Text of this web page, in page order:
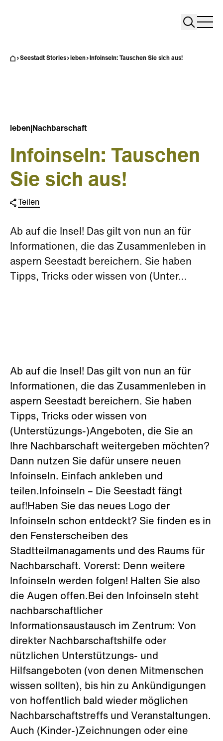
Search
Seestadt Stories leben Infoinseln: Tauschen Sie sich aus!
leben Nachbarschaft
Infoinseln: Tauschen
Sie sich aus!
Teilen
Ab auf die Insel! Das gilt von nun an für
Informationen, die das Zusammenleben in
aspern Seestadt bereichern. Sie haben
Tipps, Tricks oder wissen von (Unter...
Ab auf die Insel! Das gilt von nun an für
Informationen, die das Zusammenleben in
aspern Seestadt bereichern. Sie haben
Tipps, Tricks oder wissen von
(Unterstüzungs-)Angeboten, die Sie an
Ihre Nachbarschaft weitergeben möchten?
Dann nutzen Sie dafür unsere neuen
Infoinseln. Einfach ankleben und
teilen.Infoinseln – Die Seestadt fängt
auf!Haben Sie das neues Logo der
Infoinseln schon entdeckt? Sie finden es in
den Fensterscheiben des
Stadtteilmanagaments und des Raums für
Nachbarschaft. Vorerst: Denn weitere
Infoinseln werden folgen! Halten Sie also
die Augen offen.Bei den Infoinseln steht
nachbarschaftlicher
Informationsaustausch im Zentrum: Von
direkter Nachbarschaftshilfe oder
nützlichen Unterstützungs- und
Hilfsangeboten (von denen Mitmenschen
wissen sollten), bis hin zu Ankündigungen
von hoffentlich bald wieder möglichen
Nachbarschaftstreffs und Veranstaltungen.
Auch (Kinder-)Zeichnungen oder eine